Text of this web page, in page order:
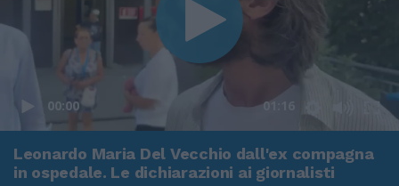
00:00 01:16
Leonardo Maria Del Vecchio dall'ex compagna
in ospedale. Le dichiarazioni ai giornalisti